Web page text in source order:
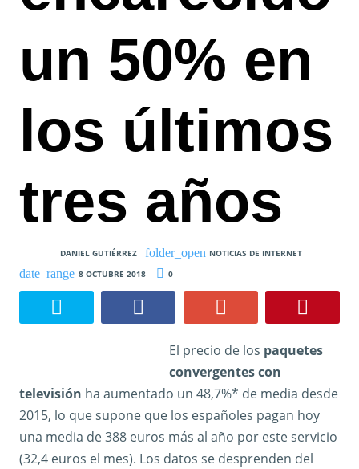
un 50% en
los últimos
tres años
DANIEL GUTIÉRREZ
NOTICIAS DE INTERNET
8 OCTUBRE 2018
0
El precio de los paquetes
convergentes con
televisión ha aumentado un 48,7%* de media desde
2015, lo que supone que los españoles pagan hoy
una media de 388 euros más al año por este servicio
(32,4 euros el mes). Los datos se desprenden del